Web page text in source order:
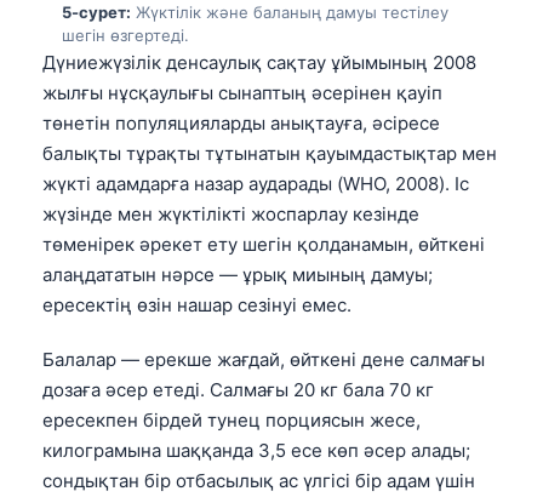
5-сурет: Жүктілік және баланың дамуы тестілеу
шегін өзгертеді.
Дүниежүзілік денсаулық сақтау ұйымының 2008
жылғы нұсқаулығы сынаптың әсерінен қауіп
төнетін популяцияларды анықтауға, әсіресе
балықты тұрақты тұтынатын қауымдастықтар мен
жүкті адамдарға назар аударады (WHO, 2008). Іс
жүзінде мен жүктілікті жоспарлау кезінде
төменірек әрекет ету шегін қолданамын, өйткені
алаңдататын нәрсе — ұрық миының дамуы;
ересектің өзін нашар сезінуі емес.
Балалар — ерекше жағдай, өйткені дене салмағы
дозаға әсер етеді. Салмағы 20 кг бала 70 кг
ересекпен бірдей тунец порциясын жесе,
килограмына шаққанда 3,5 есе көп әсер алады;
сондықтан бір отбасылық ас үлгісі бір адам үшін
Cebuano
ئۇيغۇرچە
Кыргызча
Татар теле
Esperanto
Frysk
Ślōnskŏ gŏdka
Norsk bokmål